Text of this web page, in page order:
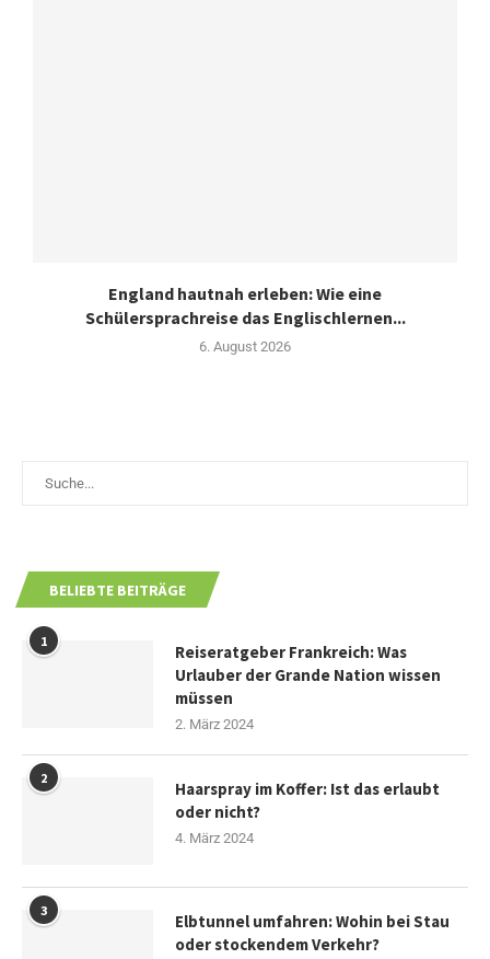
England hautnah erleben: Wie eine
Schülersprachreise das Englischlernen...
6. August 2026
BELIEBTE BEITRÄGE
1
Reiseratgeber Frankreich: Was
Urlauber der Grande Nation wissen
müssen
2. März 2024
2
Haarspray im Koffer: Ist das erlaubt
oder nicht?
4. März 2024
3
Elbtunnel umfahren: Wohin bei Stau
oder stockendem Verkehr?